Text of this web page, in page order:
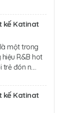
kế Katinat
một trong
R&B hot
đón n....
kế Katinat